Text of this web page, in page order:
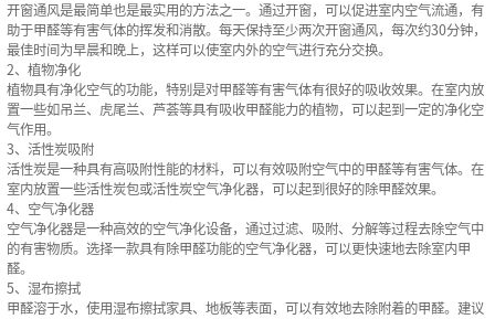
开窗通风是最简单也是最实用的方法之一。通过开窗，可以促进室内空气流通，有
助于甲醛等有害气体的挥发和消散。每天保持至少两次开窗通风，每次约30分钟，
最佳时间为早晨和晚上，这样可以使室内外的空气进行充分交换。
2、植物净化
植物具有净化空气的功能，特别是对甲醛等有害气体有很好的吸收效果。在室内放
置一些如吊兰、虎尾兰、芦荟等具有吸收甲醛能力的植物，可以起到一定的净化空
气作用。
3、活性炭吸附
活性炭是一种具有高吸附性能的材料，可以有效吸附空气中的甲醛等有害气体。在
室内放置一些活性炭包或活性炭空气净化器，可以起到很好的除甲醛效果。
4、空气净化器
空气净化器是一种高效的空气净化设备，通过过滤、吸附、分解等过程去除空气中
的有害物质。选择一款具有除甲醛功能的空气净化器，可以更快速地去除室内甲
醛。
5、湿布擦拭
甲醛溶于水，使用湿布擦拭家具、地板等表面，可以有效地去除附着的甲醛。建议